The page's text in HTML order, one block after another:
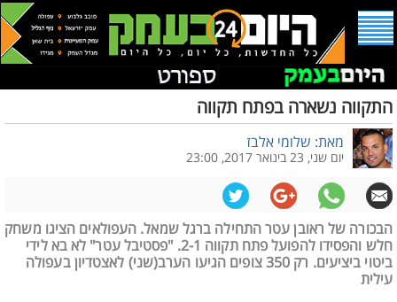
התקווה נשארה בפתח תקווה
מאת: שלומי אלבז
יום שני, 23 בינואר 2017, 23:00
הבכורה של ראובן עטר התחילה ברגל שמאל. העפולאים הציגו משחק
חלש והפסידו להפועל פתח תקווה 2-1. "פסטיבל עטר" לא בא לידי
ביטוי ביציעים. רק 350 צופים הגיעו הערב(שני) לאצטדיון בעפולה
עילית